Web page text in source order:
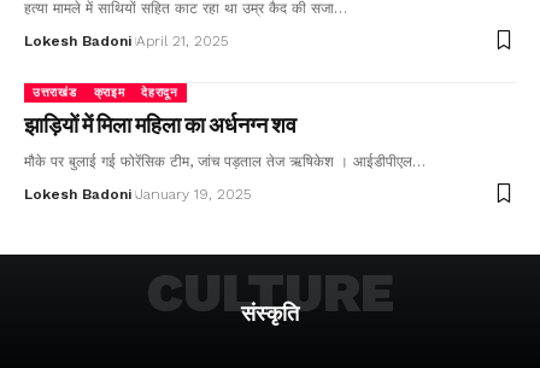
हत्या मामले में साथियों सहित काट रहा था उम्र कैद की सजा…
Lokesh Badoni April 21, 2025
उत्तराखंड क्राइम देहरादून
झाड़ियों में मिला महिला का अर्धनग्न शव
मौके पर बुलाई गई फोरेंसिक टीम, जांच पड़ताल तेज ऋषिकेश । आईडीपीएल…
Lokesh Badoni January 19, 2025
संस्कृति
CULTURE